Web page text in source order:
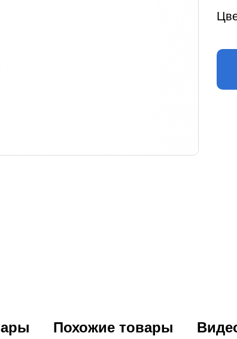
Похожие товары